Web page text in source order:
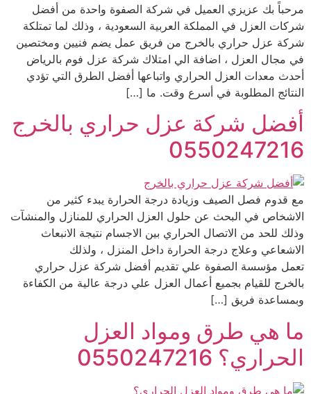
مرحباً بك عزيزي العميل في شركة الصفوة واحدة من أفضل
شركات العزل في المملكة العربية السعودية ، وذلك لما تمتلكة
شركة عزل حراري بالخرج من فريق عمل يضم فنيين ومختصين
في مجال العزل ، اضافة الي امتلاك شركة عزل فوم بالرياض
أحدث معدات العزل الحراري واتباعها أفضل الطرق التي تؤدي
النتائج المطلوبة في أسرع وقت. ما […]
أفضل شركة عزل حراري بالخرج
0550247216
مع قدوم فصل الصيف وزيادة درجة الحرارة يبدء كثير من
الاشخاص في البحث عن حلول العزل الحراري للمنازل والمنشآت
وذلك للحد من الاتصال الحراري بين الاجسام نتيجة الانبعاث
الاشعاعي وعلاج درجة الحرارة داخل المنزل ، ولذلك
تعمل مؤسسة الصفوة علي تقديم أفضل شركة عزل حراري
بالخرج للقيام بجميع أعمال العزل علي درجة عالية من الكفاءة
وبمساعدة فريق […]
ما هي طرق ومواد العزل
الحراري؟ 0550247216